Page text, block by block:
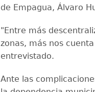
de Empagua, Álvaro
"Entre más
zonas, más nos
entrevistado.
Ante las